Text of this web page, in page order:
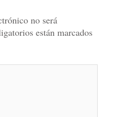
no será
están marcados